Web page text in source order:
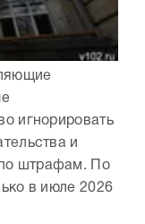
игнорировать
и
по штрафам. По
в июле 2026